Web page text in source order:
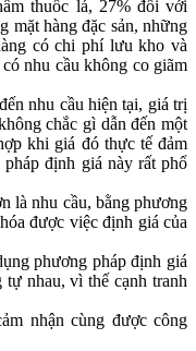
thuốc lá, 27% đối với
mặt hàng đặc sản, những
có chi phí lưu kho và
nhu cầu không co giãm
nhu cầu hiện tại, giá trị
chắc gì dẫn đến một
khi giá đó thực tế đảm
định giá này rất phổ
là nhu cầu, bằng phương
được việc định giá của
phương pháp định giá
nhau, vì thế cạnh tranh
nhận cùng được công